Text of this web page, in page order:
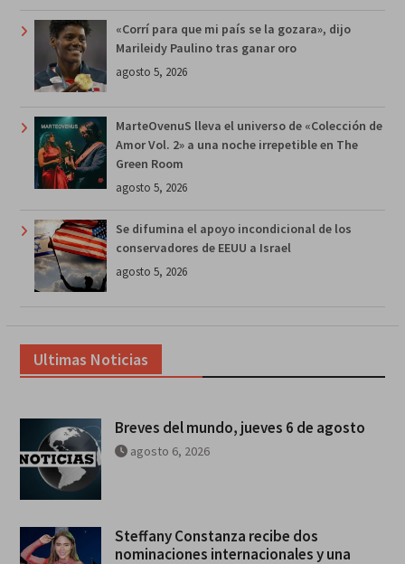
«Corrí para que mi país se la gozara», dijo
Marileidy Paulino tras ganar oro
agosto 5, 2026
MarteOvenuS lleva el universo de «Colección de
Amor Vol. 2» a una noche irrepetible en The
Green Room
agosto 5, 2026
Se difumina el apoyo incondicional de los
conservadores de EEUU a Israel
agosto 5, 2026
Ultimas Noticias
Breves del mundo, jueves 6 de agosto
agosto 6, 2026
Steffany Constanza recibe dos
nominaciones internacionales y una